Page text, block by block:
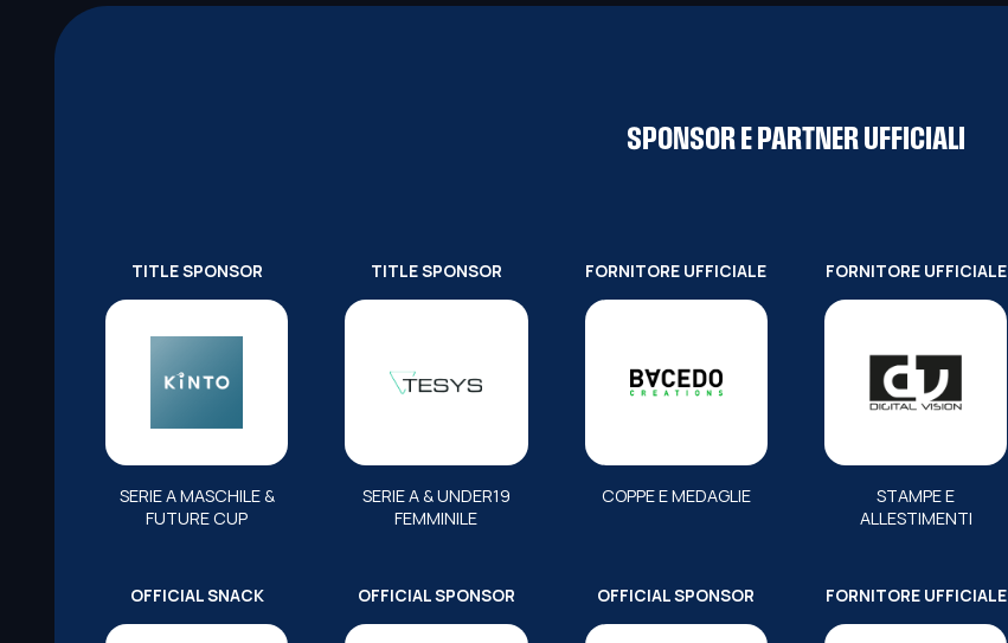
SPONSOR E PARTNER UFFICIALI
TITLE SPONSOR
SERIE A MASCHILE &
FUTURE CUP
TITLE SPONSOR
SERIE A & UNDER19
FEMMINILE
FORNITORE UFFICIALE
COPPE E MEDAGLIE
FORNITORE UFFICIALE
STAMPE E
ALLESTIMENTI
OFFICIAL SNACK OFFICIAL SPONSOR OFFICIAL SPONSOR FORNITORE UFFICIALE